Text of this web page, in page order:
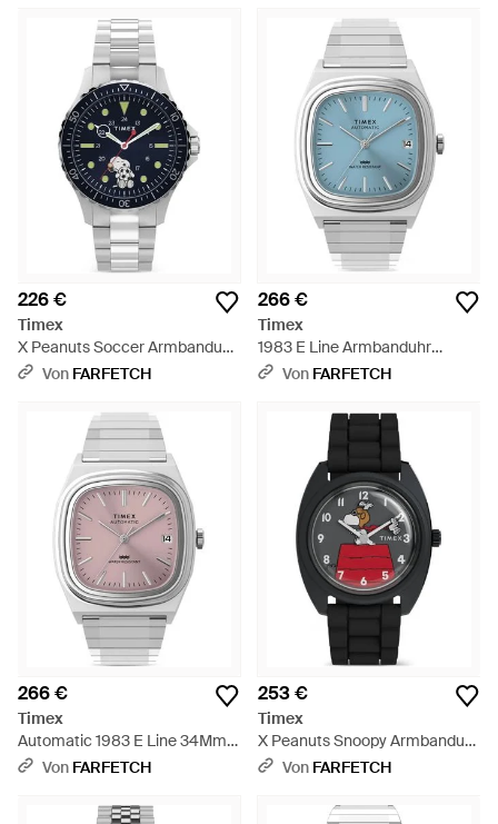
226 €
Timex
X Peanuts Soccer Armbanduhr
41Mm - Blau
Von FARFETCH
266 €
Timex
1983 E Line Armbanduhr
34Mm - Blau
Von FARFETCH
266 €
Timex
Automatic 1983 E Line 34Mm -
GrauVon FARFETCH
253 €
Timex
X Peanuts Snoopy Armbanduhr
37Mm - Rot
Von FARFETCH